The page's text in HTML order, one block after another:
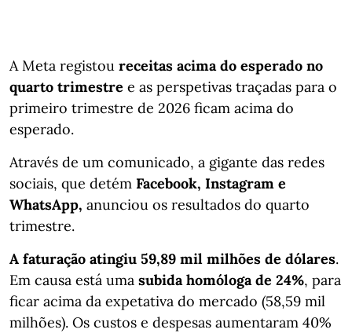
A Meta registou receitas acima do esperado no
quarto trimestre e as perspetivas traçadas para o
primeiro trimestre de 2026 ficam acima do
esperado.
Através de um comunicado, a gigante das redes
sociais, que detém Facebook, Instagram e
WhatsApp, anunciou os resultados do quarto
trimestre.
A faturação atingiu 59,89 mil milhões de dólares.
Em causa está uma subida homóloga de 24%, para
ficar acima da expetativa do mercado (58,59 mil
milhões). Os custos e despesas aumentaram 40%